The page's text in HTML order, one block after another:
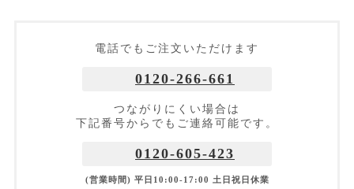
電話でもご注文いただけます
0120-266-661
つながりにくい場合は
下記番号からでもご連絡可能です。
0120-605-423
(営業時間) 平日10:00-17:00 土日祝日休業